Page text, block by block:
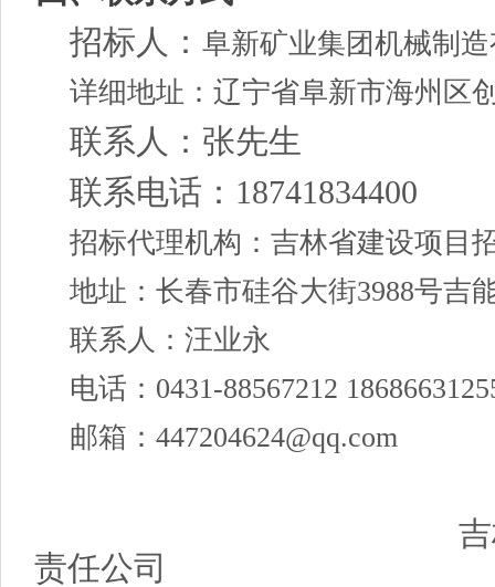
招标人： 阜新矿业集团机械制
详细地址：辽宁省阜新市海州区
联系人： 张先生
联系电话： 18741834400
招标代理机构 ：吉林省建设项目
地址：长春市硅谷大街3988号吉
联系人：汪业永
电话： 0431-88567212
邮箱： 447204624@qq.com
责任公司